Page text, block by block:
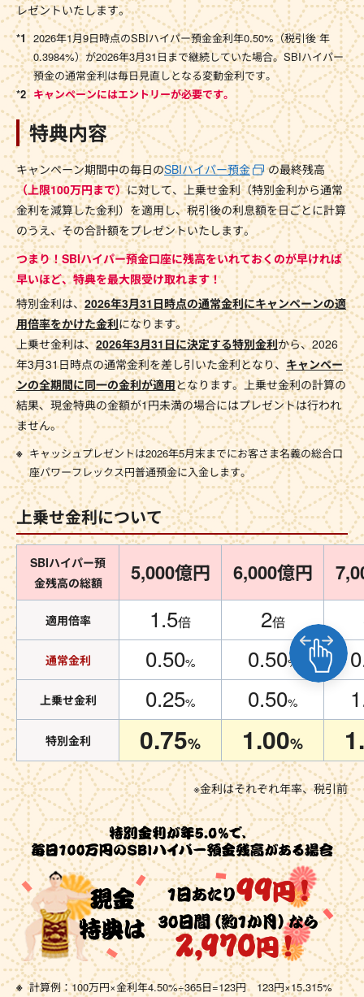
レゼントいたします。
2026年1月9日時点のSBIハイパー預金金利年0.50%（税引後 年
0.3984%）が2026年3月31日まで継続していた場合。SBIハイパー
預金の通常金利は毎日見直しとなる変動金利です。
キャンペーンにはエントリーが必要です。
特典内容
キャンペーン期間中の毎日のSBIハイパー預金
の最終残高
（上限100万円まで）に対して、上乗せ金利（特別金利から通常
金利を減算した金利）を適用し、税引後の利息額を日ごとに計算
のうえ、その合計額をプレゼントいたします。
つまり！SBIハイパー預金口座に残高をいれておくのが早ければ
早いほど、特典を最大限受け取れます！
特別金利は、2026年3月31日時点の通常金利にキャンペーンの適
用倍率をかけた金利になります。
上乗せ金利は、2026年3月31日に決定する特別金利から、2026
年3月31日時点の通常金利を差し引いた金利となり、 キャンペー
ンの全期間に同一の金利が適用となります。上乗せ金利の計算の
結果、現金特典の金額が1円未満の場合にはプレゼントは行われ
ません。
キャッシュプレゼントは2026年5月末までにお客さま名義の総合口
座パワーフレックス円普通預金に入金します。
上乗せ金利について
SBIハイパー預
金残高の総額
5,000億円 6,000億円
適用倍率 1.5倍 2倍
通常金利 0.50% 0.50%
上乗せ金利 0.25% 0.50%
特別金利 0.75% 1.00%
※金利はそれぞれ年率、税引前
計算例：100万円×金利年4.50%÷365日=123円 123円×15.315%